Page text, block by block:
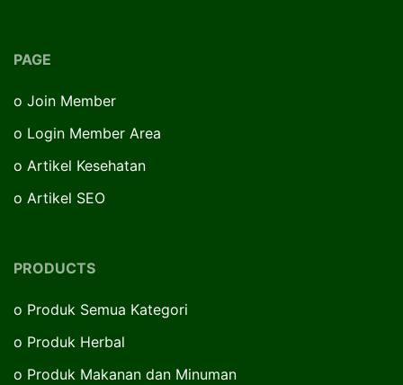
PAGE
o Join Member
o Login Member Area
o Artikel Kesehatan
o Artikel SEO
PRODUCTS
o Produk Semua Kategori
o Produk Herbal
o Produk Makanan dan Minuman